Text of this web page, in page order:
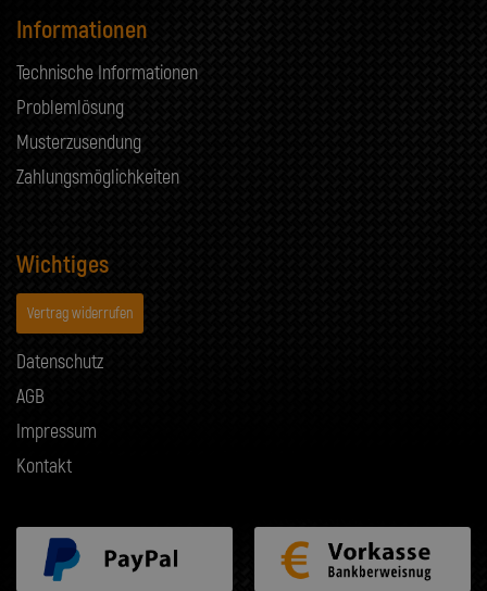
Informationen
Technische Informationen
Problemlösung
Musterzusendung
Zahlungsmöglichkeiten
Wichtiges
Vertrag widerrufen
Datenschutz
AGB
Impressum
Kontakt